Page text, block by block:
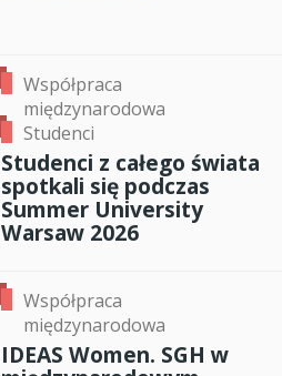
Współpraca
międzynarodowa
Studenci
Studenci z całego świata
spotkali się podczas
Summer University
Warsaw 2026
Współpraca
międzynarodowa
IDEAS Women. SGH w